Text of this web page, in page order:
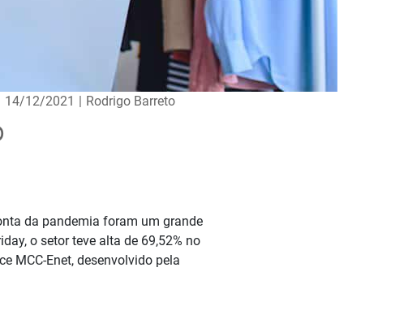
14/12/2021 | Rodrigo Barreto
da pandemia foram um grande
o setor teve alta de 69,52% no
MCC-Enet, desenvolvido pela